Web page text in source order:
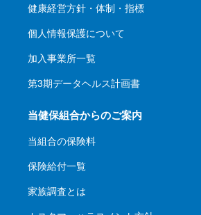
健康経営方針・体制・指標
個人情報保護について
加入事業所一覧
第3期データヘルス計画書
当健保組合からのご案内
当組合の保険料
保険給付一覧
家族調査とは